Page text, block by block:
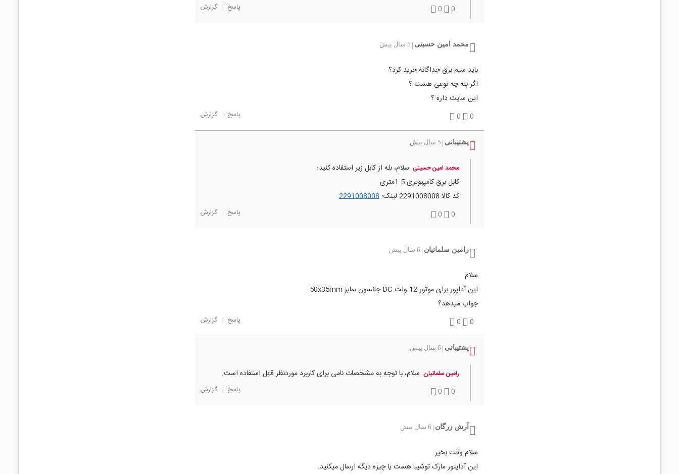
0
0 پاسخ | گزارش
محمد امین حسینی 5 سال پیش
باید سیم برق جداگانه خرید کرد؟
اگر بله چه نوعی هست ؟
این سایت داره ؟
0
0 پاسخ | گزارش
پشتیبانی 5 سال پیش
محمد امین حسینی سلام، بله از کابل زیر استفاده کنید:
کابل برق کامپیوتری 1.5متری
کد کالا 2291008008 لینک:
2291008008
0
0 پاسخ | گزارش
رامین سلمانیان 6 سال پیش
سلام
این آداپور برای موتور 12 ولت DC جانسون سایز 50x35mm
جواب میدهد؟
0
0 پاسخ | گزارش
پشتیبانی 6 سال پیش
رامین سلمانیان سلام، با توجه به مشخصات نامی برای کاربرد موردنظر قابل استفاده است.
0
0 پاسخ | گزارش
آرش زرگان 6 سال پیش
سلام وقت بخیر
این آداپتور مارک توشیبا هست یا چیزه دیگه ارسال میکنید.